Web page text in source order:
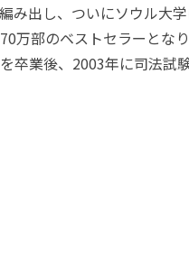
み出し、ついにソウル大
万部のベストセラーとな
卒業後、2003年に司法試